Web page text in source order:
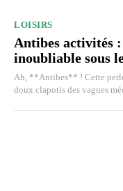
LOISIRS
Antibes activités
inoubliable sous
Ah, **Antibes** ! Cette
doux clapotis des vagues